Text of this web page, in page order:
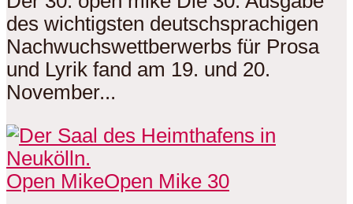
des wichtigsten deutschsprachigen
Nachwuchswettberwerbs für Prosa
und Lyrik fand am 19. und 20.
November...
Open MikeOpen Mike 30